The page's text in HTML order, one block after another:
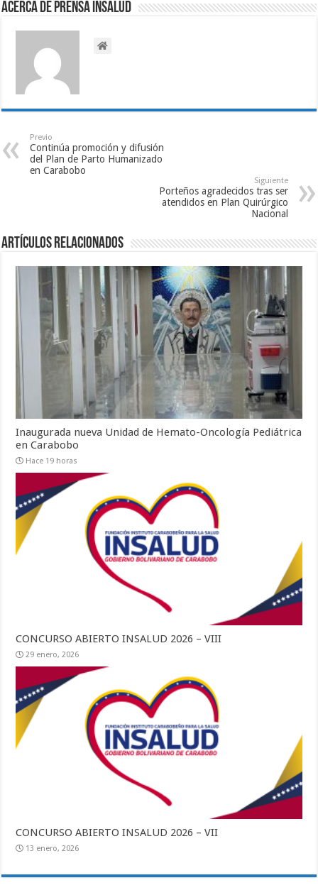
Acerca de Prensa INSALUD
Previo
Continúa promoción y difusión
del Plan de Parto Humanizado
en Carabobo
Siguiente
Porteños agradecidos tras ser
atendidos en Plan Quirúrgico
Nacional
Artículos relacionados
Inaugurada nueva Unidad de Hemato-Oncología Pediátrica
en Carabobo
Hace 19 horas
CONCURSO ABIERTO INSALUD 2026 – VIII
29 enero, 2026
CONCURSO ABIERTO INSALUD 2026 – VII
13 enero, 2026